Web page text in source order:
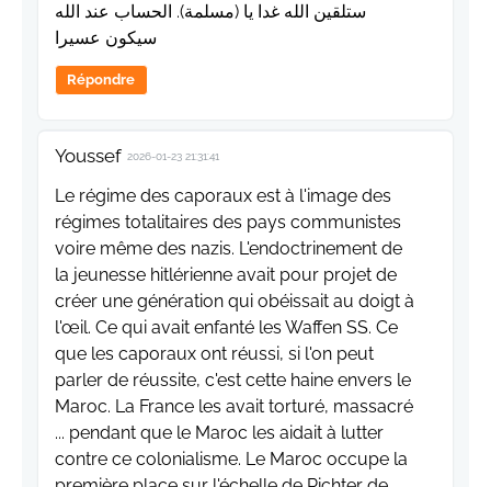
ستلقين الله غدا يا (مسلمة). الحساب عند الله
سيكون عسيرا
Répondre
Youssef 2026-01-23 21:31:41
Le régime des caporaux est à l'image des
régimes totalitaires des pays communistes
voire même des nazis. L'endoctrinement de
la jeunesse hitlérienne avait pour projet de
créer une génération qui obéissait au doigt à
l'œil. Ce qui avait enfanté les Waffen SS. Ce
que les caporaux ont réussi, si l'on peut
parler de réussite, c'est cette haine envers le
Maroc. La France les avait torturé, massacré
... pendant que le Maroc les aidait à lutter
contre ce colonialisme. Le Maroc occupe la